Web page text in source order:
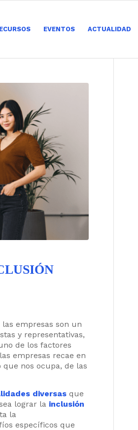
EVENTOS ACTUALIDAD
las empresas son un
y representativas,
de los factores
empresas recae en
nos ocupa, de las
diversas que
lograr la inclusión
la
específicos que